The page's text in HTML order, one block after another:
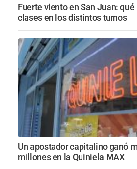
Fuerte viento en San Juan:
clases en los distintos turnos
Un apostador capitalino ganó
millones en la Quiniela MAX